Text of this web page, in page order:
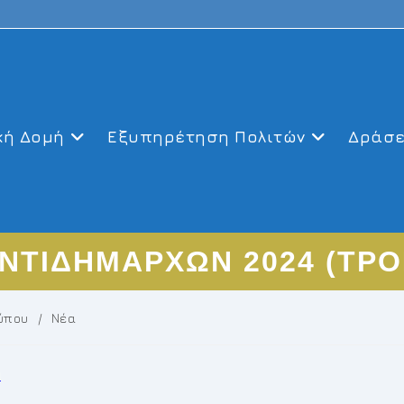
Δομή Εξυπηρέτηση Πολιτών
2024
/ Νέα